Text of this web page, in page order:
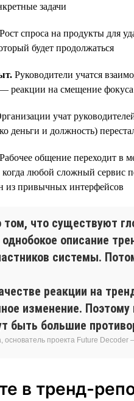
задачи
Рост спроса на продукты для
будет продолжаться
Руководители учатся
реакции на смещение
учат
деньги и должность)
Рабочее общение переходит в
любой сложный сервис
привычных интерфейсов
том, что существуют
однобокое описание
системы.
реакции на
изменение.
быть большие
основатель проекта Future
в тренд-